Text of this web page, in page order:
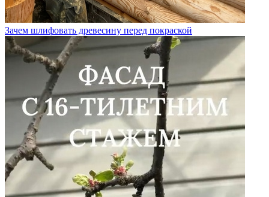
Зачем шлифовать древесину перед покраской